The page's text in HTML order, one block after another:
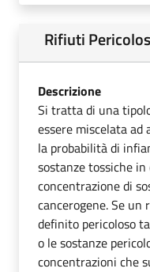
Rifiuti
Descrizione
Si tratta di una
essere miscelata ad
la probabilità di
sostanze tossiche
concentrazione di
cancerogene. Se
definito pericoloso
o le sostanze
concentrazioni che